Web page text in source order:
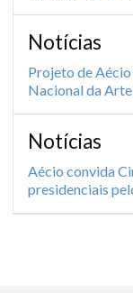
Notícias
Projeto de
Nacional da
Notícias
Aécio convida
presidenciais